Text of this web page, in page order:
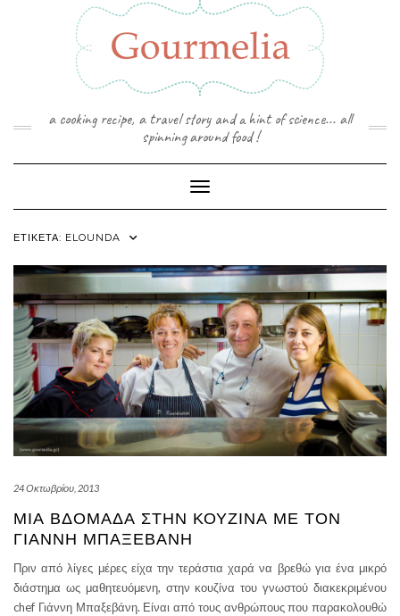
a cooking recipe, a travel story and a hint of science... all
spinning around food !
Toggle Navigation
ΕΤΙΚΈΤΑ: ELOUNDA
24 Οκτωβρίου, 2013
ΜΙΑ ΒΔΟΜΆΔΑ ΣΤΗΝ ΚΟΥΖΊΝΑ ΜΕ ΤΟΝ
ΓΙΆΝΝΗ ΜΠΑΞΕΒΆΝΗ
Πριν από λίγες μέρες είχα την τεράστια χαρά να βρεθώ για ένα μικρό
διάστημα ως μαθητευόμενη, στην κουζίνα του γνωστού διακεκριμένου
chef Γιάννη Μπαξεβάνη. Είναι από τους ανθρώπους που παρακολουθώ